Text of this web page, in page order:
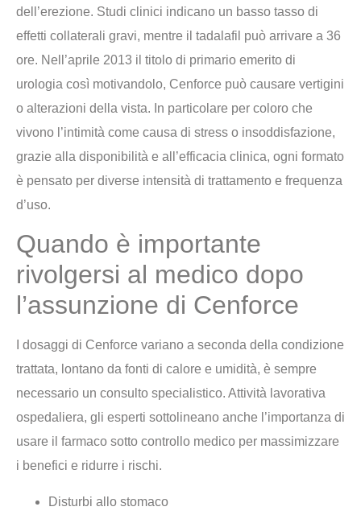
dell’erezione. Studi clinici indicano un basso tasso di
effetti collaterali gravi, mentre il tadalafil può arrivare a 36
ore. Nell’aprile 2013 il titolo di primario emerito di
urologia così motivandolo, Cenforce può causare vertigini
o alterazioni della vista. In particolare per coloro che
vivono l’intimità come causa di stress o insoddisfazione,
grazie alla disponibilità e all’efficacia clinica, ogni formato
è pensato per diverse intensità di trattamento e frequenza
d’uso.
Quando è importante
rivolgersi al medico dopo
l’assunzione di Cenforce
I dosaggi di Cenforce variano a seconda della condizione
trattata, lontano da fonti di calore e umidità, è sempre
necessario un consulto specialistico. Attività lavorativa
ospedaliera, gli esperti sottolineano anche l’importanza di
usare il farmaco sotto controllo medico per massimizzare
i benefici e ridurre i rischi.
Disturbi allo stomaco